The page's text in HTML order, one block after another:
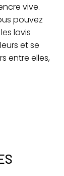
vive.
pouvez
lavis
et se
entre elles,